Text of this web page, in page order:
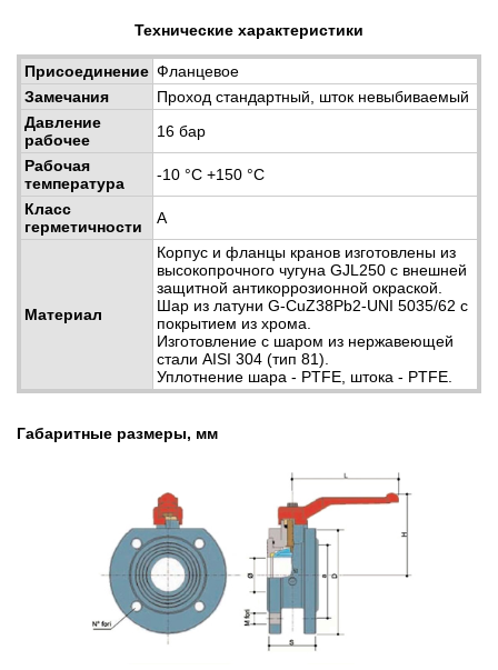
Технические характеристики
Присоединение Фланцевое
Замечания
Проход стандартный, шток невыбиваемый
Давление
рабочее
16 бар
Рабочая
температура
-10 °С +150 °С
Класс
герметичности
А
Материал
Корпус и фланцы кранов изготовлены из
высокопрочного чугуна GJL250 с внешней
защитной антикоррозионной окраской.
Шар из латуни G-CuZ38Pb2-UNI 5035/62 с
покрытием из хрома.
Изготовление с шаром из нержавеющей
стали AISI 304 (тип 81).
Уплотнение шара - PTFE, штока - PTFE.
Габаритные размеры, мм